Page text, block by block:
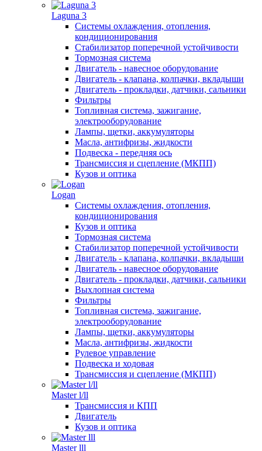
Laguna 3
Системы охлаждения, отопления,
кондиционирования
Стабилизатор поперечной устойчивости
Тормозная система
Двигатель - навесное оборудование
Двигатель - клапана, колпачки, вкладыши
Двигатель - прокладки, датчики, сальники
Фильтры
Топливная система, зажигание,
электрооборудование
Лампы, щетки, аккумуляторы
Масла, антифризы, жидкости
Подвеска - передняя ось
Трансмиссия и сцепление (МКПП)
Кузов и оптика
Logan
Системы охлаждения, отопления,
кондиционирования
Кузов и оптика
Тормозная система
Стабилизатор поперечной устойчивости
Двигатель - клапана, колпачки, вкладыши
Двигатель - навесное оборудование
Двигатель - прокладки, датчики, сальники
Выхлопная система
Фильтры
Топливная система, зажигание,
электрооборудование
Лампы, щетки, аккумуляторы
Масла, антифризы, жидкости
Рулевое управление
Подвеска и ходовая
Трансмиссия и сцепление (МКПП)
Master l/ll
Трансмиссия и КПП
Двигатель
Кузов и оптика
Master lll